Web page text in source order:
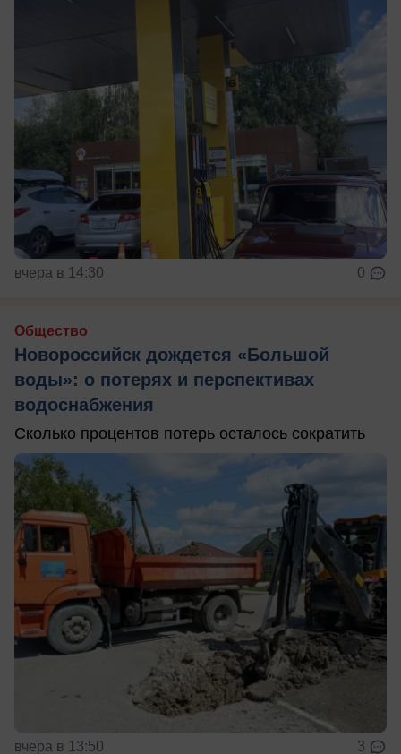
вчера в 14:30 0
Общество
Новороссийск дождется «Большой
воды»: о потерях и перспективах
водоснабжения
Сколько процентов потерь осталось сократить
вчера в 13:50 3